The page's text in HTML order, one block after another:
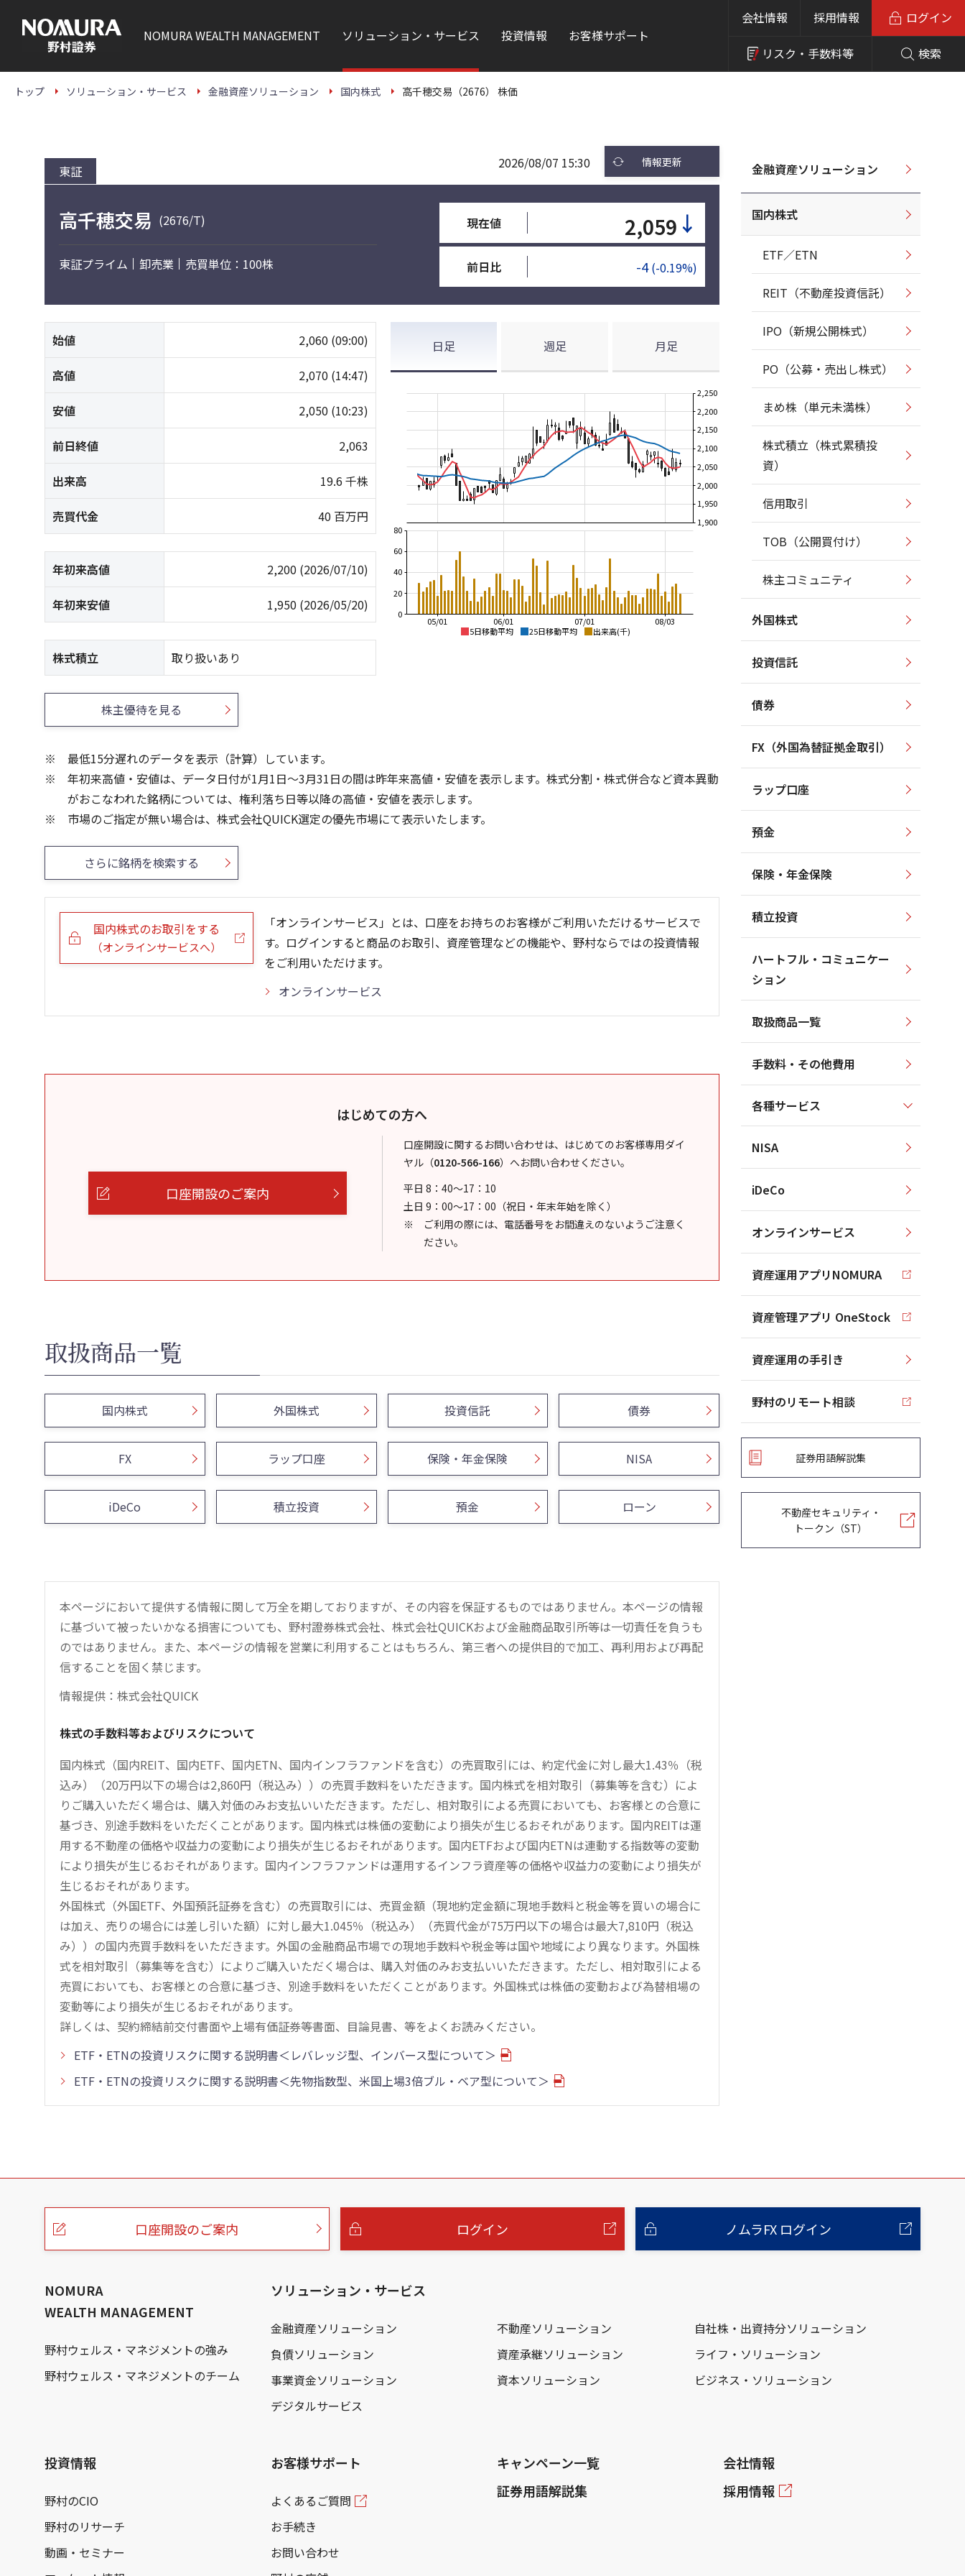
本
NOMURAWEALTH MANAGEMENT ソリューション・サービス 投資情報 お客様サポート
会社情報 採用情報
リスク・ 手数料等 検索
ログイン
トップ ソリューション・サービス 金融資産ソリューション 国内株式 高千穂交易（2676） 株価
東証 2026/08/07 15:30 情報更新
高千穂交易 (2676/T)
東証プライム 卸売業 売買単位：100株
現在値 2,059 ↓
前日比 -4(-0.19%)
始値 2,060 (09:00)
高値 2,070 (14:47)
安値 2,050 (10:23)
前日終値 2,063
出来高 19.6 千株
売買代金 40 百万円
年初来高値 2,200 (2026/07/10)
年初来安値 1,950 (2026/05/20)
株式積立 取り扱いあり
日足 週足 月足
5日移動平均 25日移動平均 出来高(千)
08/03
07/01
06/01
05/01
1,900
1,950
2,000
2,050
2,100
2,150
2,200
2,250
0
20
40
60
80
13週移動平均 26週移動平均 出来高(千)
1,600
100
5ヶ月移動平均 25ヶ月移動平均 出来高(千)
100
150
株主優待を見る
最低15分遅れのデータを表示（計算）しています。
年初来高値・安値は、データ日付が1月1日～3月31日の間は昨年来高値・安値を表示します。株式分割・株式併合など資本異動
がおこなわれた銘柄については、権利落ち日等以降の高値・安値を表示します。
市場のご指定が無い場合は、株式会社QUICK選定の優先市場にて表示いたします。
さらに銘柄を検索する
国内株式のお取引をする
（オンラインサービスへ）
「オンラインサービス」とは、口座をお持ちのお客様がご利用いただけるサービスで
す。ログインすると商品のお取引、資産管理などの機能や、野村ならではの投資情報
をご利用いただけます。
オンラインサービス
はじめての方へ
口座開設のご案内
口座開設に関するお問い合わせは、はじめてのお客様専用ダイ
ヤル （0120-566-166） へお問い合わせください。
平日 8：40～17：10
土日 9：00～17：00（祝日・年末年始を除く）
ご利用の際には、電話番号をお間違えのないようご注意く
ださい。
取扱商品一覧
国内株式 外国株式 投資信託 債券
FX ラップ口座 保険・年金保険 NISA
iDeCo 積立投資 預金 ローン
本ページにおいて提供する情報に関して万全を期しておりますが、その内容を保証するものではありません。本ページの情報
に基づいて被ったいかなる損害についても、野村證券株式会社、株式会社QUICKおよび金融商品取引所等は一切責任を負うも
のではありません。また、本ページの情報を営業に利用することはもちろん、第三者への提供目的で加工、再利用および再配
信することを固く禁じます。
情報提供：株式会社QUICK
株式の手数料等およびリスクについて
国内株式（国内REIT、国内ETF、国内ETN、国内インフラファンドを含む）の売買取引には、約定代金に対し最大1.43％（税
込み）（20万円以下の場合は2,860円（税込み））の売買手数料をいただきます。国内株式を相対取引（募集等を含む）によ
りご購入いただく場合は、購入対価のみお支払いいただきます。ただし、相対取引による売買においても、お客様との合意に
基づき、別途手数料をいただくことがあります。国内株式は株価の変動により損失が生じるおそれがあります。国内REITは運
用する不動産の価格や収益力の変動により損失が生じるおそれがあります。国内ETFおよび国内ETNは連動する指数等の変動
により損失が生じるおそれがあります。国内インフラファンドは運用するインフラ資産等の価格や収益力の変動により損失が
生じるおそれがあります。
外国株式（外国ETF、外国預託証券を含む）の売買取引には、売買金額（現地約定金額に現地手数料と税金等を買いの場合に
は加え、売りの場合には差し引いた額）に対し最大1.045％（税込み）（売買代金が75万円以下の場合は最大7,810円（税込
み））の国内売買手数料をいただきます。外国の金融商品市場での現地手数料や税金等は国や地域により異なります。外国株
式を相対取引（募集等を含む）によりご購入いただく場合は、購入対価のみお支払いいただきます。ただし、相対取引による
売買においても、お客様との合意に基づき、別途手数料をいただくことがあります。外国株式は株価の変動および為替相場の
変動等により損失が生じるおそれがあります。
詳しくは、契約締結前交付書面や上場有価証券等書面、目論見書、等をよくお読みください。
ETF・ETNの投資リスクに関する説明書＜レバレッジ型、インバース型について＞
ETF・ETNの投資リスクに関する説明書＜先物指数型、米国上場3倍ブル・ベア型について＞
金融資産ソリューション
国内株式
ETF／ETN
REIT（不動産投資信託）
IPO（新規公開株式）
PO（公募・売出し株式）
まめ株（単元未満株）
株式積立（株式累積投
資）
信用取引
TOB（公開買付け）
株主コミュニティ
外国株式
投資信託
債券
FX（外国為替証拠金取引）
ラップ口座
預金
保険・年金保険
積立投資
ハートフル・コミュニケー
ション
取扱商品一覧
手数料・その他費用
各種サービス
NISA
iDeCo
オンラインサービス
資産運用アプリNOMURA
資産管理アプリ OneStock
資産運用の手引き
野村のリモート相談
証券用語解説集
不動産セキュリティ・
トークン（ST）
こ
口座開設のご案内 ログイン ノムラFX ログイン
NOMURA
WEALTH MANAGEMENT
野村ウェルス・マネジメントの強み
野村ウェルス・マネジメントのチーム
ソリューション・サービス
金融資産ソリューション 不動産ソリューション
自社株・出資持分ソリューション
負債ソリューション
資産承継ソリューション
ライフ・ソリューション
事業資金ソリューション
資本ソリューション
ビジネス・ソリューション
デジタルサービス
投資情報
野村のCIO
野村のリサーチ
動画・セミナー
お客様サポート
よくあるご質問
お手続き
お問い合わせ
キャンペーン一覧
証券用語解説集
会社情報
採用情報